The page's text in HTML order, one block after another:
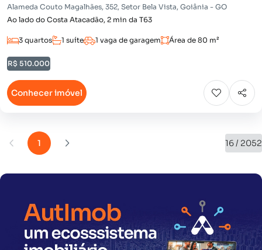
Alameda Couto Magalhães, 352, Setor Bela Vista, Goiânia - GO
Ao lado do Costa Atacadão, 2 min da T63
3 quartos 1 suíte 1 vaga de garagem Área de 80 m²
R$ 510.000
Conhecer imóvel
1 16 / 2052